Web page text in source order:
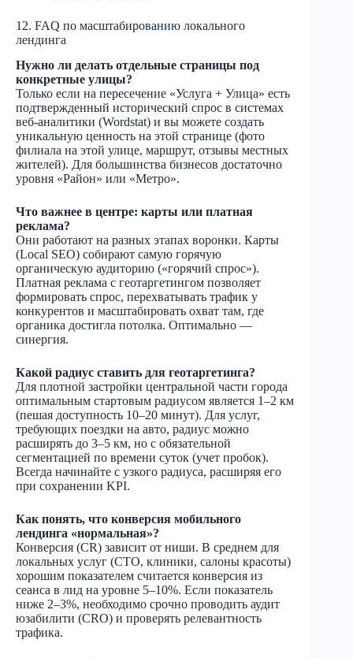
12. FAQ по масштабированию локального
лендинга
Нужно ли делать отдельные страницы под
конкретные улицы?
Только если на пересечение «Услуга + Улица» есть
подтвержденный исторический спрос в системах
веб-аналитики (Wordstat) и вы можете создать
уникальную ценность на этой странице (фото
филиала на этой улице, маршрут, отзывы местных
жителей). Для большинства бизнесов достаточно
уровня «Район» или «Метро».
Что важнее в центре: карты или платная
реклама?
Они работают на разных этапах воронки. Карты
(Local SEO) собирают самую горячую
органическую аудиторию («горячий спрос»).
Платная реклама с геотаргетингом позволяет
формировать спрос, перехватывать трафик у
конкурентов и масштабировать охват там, где
органика достигла потолка. Оптимально —
синергия.
Какой радиус ставить для геотаргетинга?
Для плотной застройки центральной части города
оптимальным стартовым радиусом является 1–2 км
(пешая доступность 10–20 минут). Для услуг,
требующих поездки на авто, радиус можно
расширять до 3–5 км, но с обязательной
сегментацией по времени суток (учет пробок).
Всегда начинайте с узкого радиуса, расширяя его
при сохранении KPI.
Как понять, что конверсия мобильного
лендинга «нормальная»?
Конверсия (CR) зависит от ниши. В среднем для
локальных услуг (СТО, клиники, салоны красоты)
хорошим показателем считается конверсия из
сеанса в лид на уровне 5–10%. Если показатель
ниже 2–3%, необходимо срочно проводить аудит
юзабилити (CRO) и проверять релевантность
трафика.